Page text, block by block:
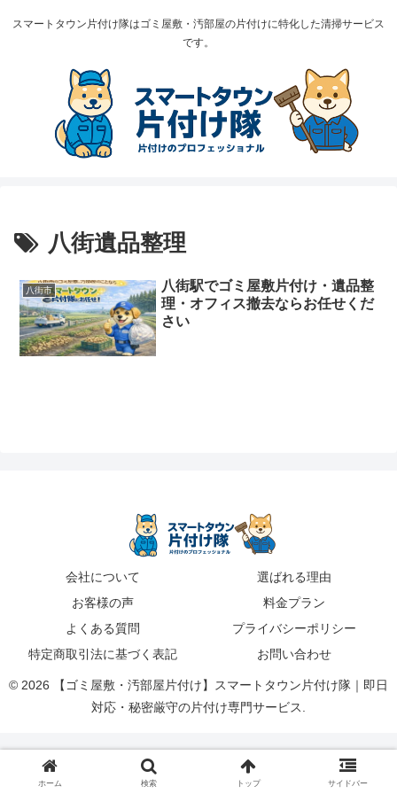
スマートタウン片付け隊はゴミ屋敷・汚部屋の片付けに特化した清掃サービス
です。
八街遺品整理
八街市
八街駅でゴミ屋敷片付け・遺品整
理・オフィス撤去ならお任せくだ
さい
会社について
選ばれる理由
お客様の声
料金プラン
よくある質問
プライバシーポリシー
特定商取引法に基づく表記
お問い合わせ
© 2026 【ゴミ屋敷・汚部屋片付け】スマートタウン片付け隊｜即日
対応・秘密厳守の片付け専門サービス.
ホーム 検索 トップ サイドバー